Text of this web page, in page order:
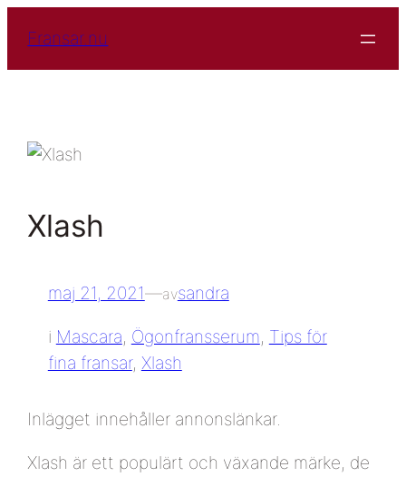
innehåll
Fransar.nu
Xlash
maj 21, 2021—avsandra
i Mascara, Ögonfransserum, Tips för
fina fransar, Xlash
Inlägget innehåller annonslänkar.
Xlash är ett populärt och växande märke, de